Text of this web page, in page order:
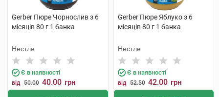
Gerber Пюре Чорнослив з 6
місяців 80 г 1 банка
Нестле
Є в наявності
від 50.00 40.00 грн
Gerber Пюре Яблуко з 6
місяців 80 г 1 банка
Нестле
Є в наявності
від 52.50 42.00 грн